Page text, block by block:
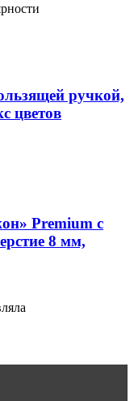
ручкой,
цветов
Premium с
8 мм,